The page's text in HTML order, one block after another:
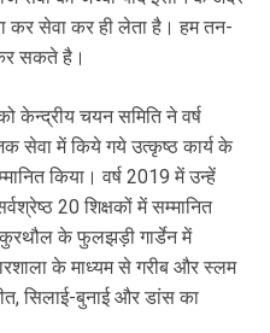
कर सेवा कर ही लेता है। हम तन-
सकते है।
केन्द्रीय चयन समिति ने वर्ष
सेवा में किये गये उत्कृष्ठ कार्य के
किया। वर्ष 2019 में उन्हें
20 शिक्षकों में सम्मानित
के फुलझड़ी गार्डेन में
के माध्यम से गरीब और स्लम
सिलाई-बुनाई और डांस का